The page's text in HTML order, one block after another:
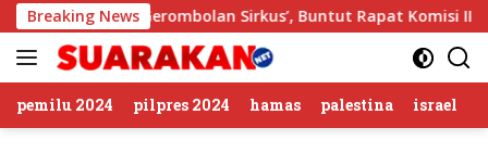
Langsung
ke
konten
Breaking News
Soal Tuduhan ‘Gerombolan Sirkus’, Buntut Rapat Komisi II
pemilu 2024 pilpres 2024 hamas palestina israel